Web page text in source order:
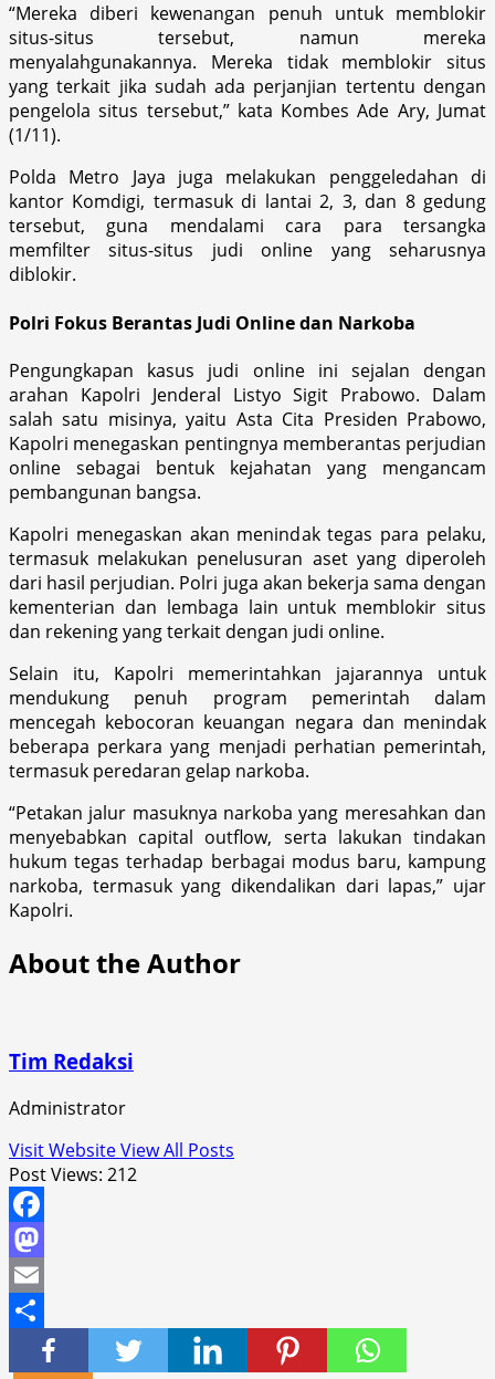
“Mereka diberi kewenangan penuh untuk memblokir
situs-situs tersebut, namun mereka
menyalahgunakannya. Mereka tidak memblokir situs
yang terkait jika sudah ada perjanjian tertentu dengan
pengelola situs tersebut,” kata Kombes Ade Ary, Jumat
(1/11).
Polda Metro Jaya juga melakukan penggeledahan di
kantor Komdigi, termasuk di lantai 2, 3, dan 8 gedung
tersebut, guna mendalami cara para tersangka
memfilter situs-situs judi online yang seharusnya
diblokir.
Polri Fokus Berantas Judi Online dan Narkoba
Pengungkapan kasus judi online ini sejalan dengan
arahan Kapolri Jenderal Listyo Sigit Prabowo. Dalam
salah satu misinya, yaitu Asta Cita Presiden Prabowo,
Kapolri menegaskan pentingnya memberantas perjudian
online sebagai bentuk kejahatan yang mengancam
pembangunan bangsa.
Kapolri menegaskan akan menindak tegas para pelaku,
termasuk melakukan penelusuran aset yang diperoleh
dari hasil perjudian. Polri juga akan bekerja sama dengan
kementerian dan lembaga lain untuk memblokir situs
dan rekening yang terkait dengan judi online.
Selain itu, Kapolri memerintahkan jajarannya untuk
mendukung penuh program pemerintah dalam
mencegah kebocoran keuangan negara dan menindak
beberapa perkara yang menjadi perhatian pemerintah,
termasuk peredaran gelap narkoba.
“Petakan jalur masuknya narkoba yang meresahkan dan
menyebabkan capital outflow, serta lakukan tindakan
hukum tegas terhadap berbagai modus baru, kampung
narkoba, termasuk yang dikendalikan dari lapas,” ujar
Kapolri.
About the Author
Tim Redaksi
Administrator
Visit WebsiteView All Posts
Post Views: 212
Facebook
Mastodon
Email
Share